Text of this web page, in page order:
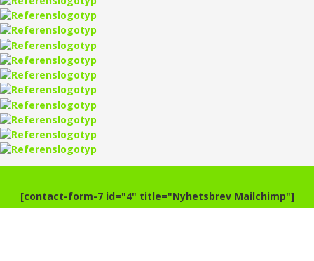
[contact-form-7 id="4" title="Nyhetsbrev Mailchimp"]